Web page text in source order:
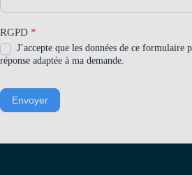
RGPD *
réponse adaptée à ma demande.
Envoyer